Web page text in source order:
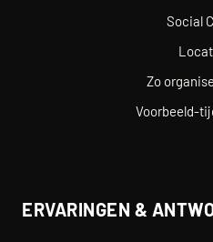
Social
Zo
Voorbeeld-
ERVARINGEN &